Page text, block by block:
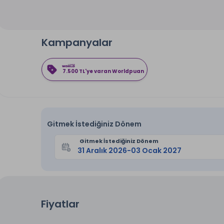
Kampanyalar
7.500 TL'ye varan Worldpuan
Gitmek İstediğiniz Dönem
Gitmek İstediğiniz Dönem
Fiyatlar